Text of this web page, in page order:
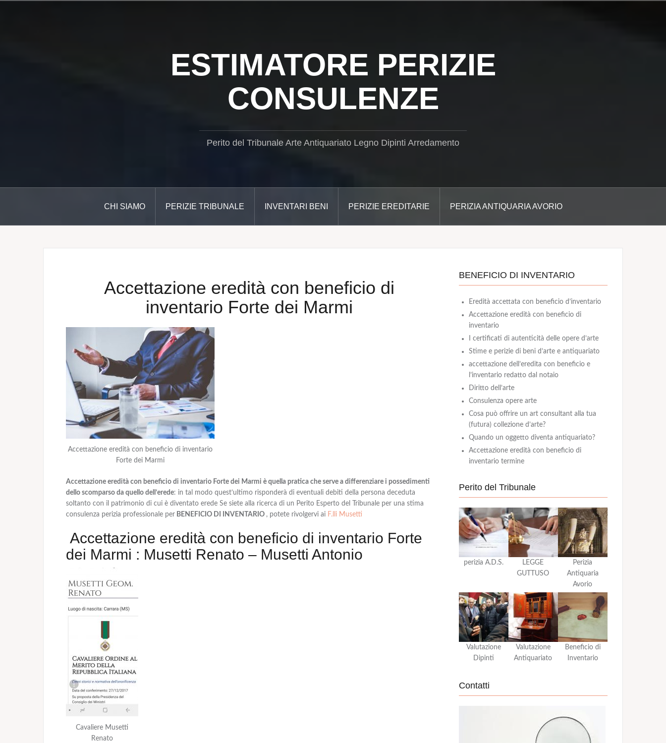
ESTIMATORE PERIZIE
CONSULENZE
Perito del Tribunale Arte Antiquariato Legno Dipinti Arredamento
CHI SIAMO PERIZIE TRIBUNALE INVENTARI BENI PERIZIE EREDITARIE PERIZIA ANTIQUARIA AVORIO
Accettazione eredità con beneficio di
inventario Forte dei Marmi
Accettazione eredità con beneficio di inventario
Forte dei Marmi
Accettazione eredità con beneficio di inventario Forte dei Marmi è quella pratica che serve a differenziare i possedimenti
dello scomparso da quello dell’erede: in tal modo quest’ultimo risponderà di eventuali debiti della persona deceduta
soltanto con il patrimonio di cui è diventato erede Se siete alla ricerca di un Perito Esperto del Tribunale per una stima
consulenza perizia professionale per BENEFICIO DI INVENTARIO , potete rivolgervi ai F.lli Musetti
Accettazione eredità con beneficio di inventario Forte
dei Marmi : Musetti Renato – Musetti Antonio
Cavaliere Musetti
Renato
BENEFICIO DI INVENTARIO
Eredità accettata con beneficio d’inventario
Accettazione eredità con beneficio di
inventario
I certificati di autenticità delle opere d’arte
Stime e perizie di beni d’arte e antiquariato
accettazione dell’eredita con beneficio e
l’inventario redatto dal notaio
Diritto dell’arte
Consulenza opere arte
Cosa può offrire un art consultant alla tua
(futura) collezione d’arte?
Quando un oggetto diventa antiquariato?
Accettazione eredità con beneficio di
inventario termine
Perito del Tribunale
perizia A.D.S.
LEGGE
GUTTUSO
Perizia
Antiquaria
Avorio
Valutazione
Dipinti
Valutazione
Antiquariato
Beneficio di
Inventario
Contatti